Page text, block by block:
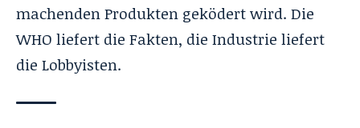
machenden Produkten geködert wird. Die
WHO liefert die Fakten, die Industrie liefert
die Lobbyisten.